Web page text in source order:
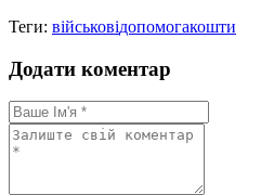
Теги: військовідопомогакошти
Додати коментар